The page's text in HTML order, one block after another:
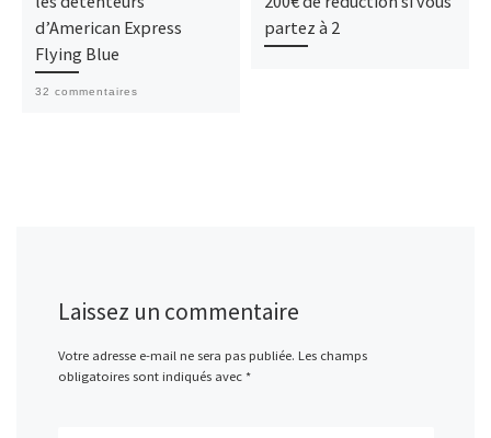
d’American Express
Flying Blue
32 commentaires
partez à 2
Laissez un commentaire
Votre adresse e-mail ne sera pas publiée. Les champs
obligatoires sont indiqués avec *